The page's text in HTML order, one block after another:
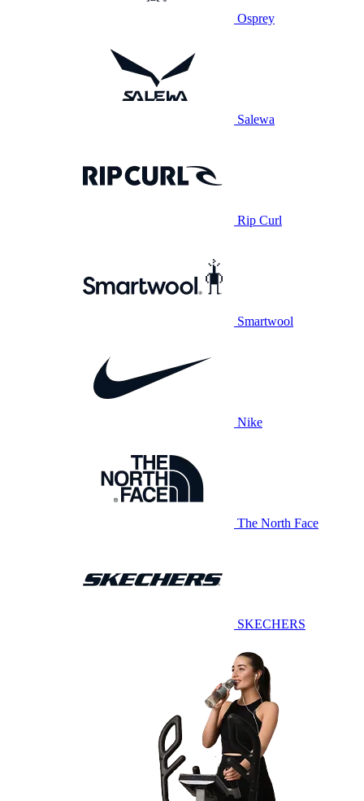
Osprey
Salewa
Rip Curl
Smartwool
Nike
The North Face
SKECHERS